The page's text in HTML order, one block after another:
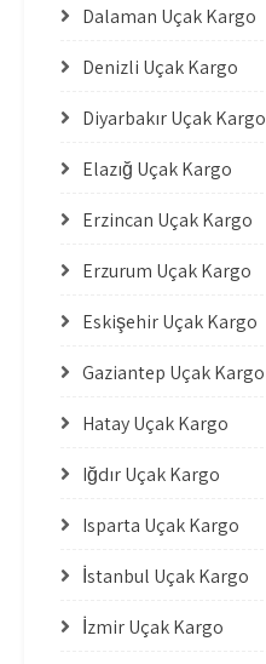
Dalaman Uçak Kargo
Denizli Uçak Kargo
Diyarbakır Uçak Kargo
Elazığ Uçak Kargo
Erzincan Uçak Kargo
Erzurum Uçak Kargo
Eskişehir Uçak Kargo
Gaziantep Uçak Kargo
Hatay Uçak Kargo
Iğdır Uçak Kargo
Isparta Uçak Kargo
İstanbul Uçak Kargo
İzmir Uçak Kargo